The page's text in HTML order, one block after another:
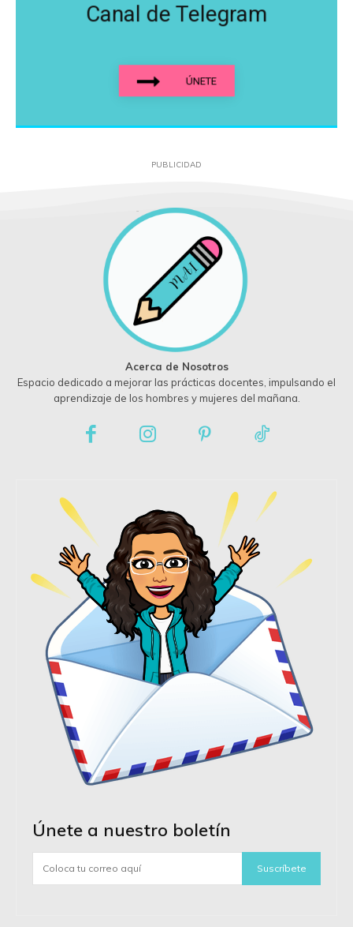
Canal de Telegram
ÚNETE
PUBLICIDAD
Acerca de Nosotros
Espacio dedicado a mejorar las prácticas docentes, impulsando el
aprendizaje de los hombres y mujeres del mañana.
Únete a nuestro boletín
Suscríbete